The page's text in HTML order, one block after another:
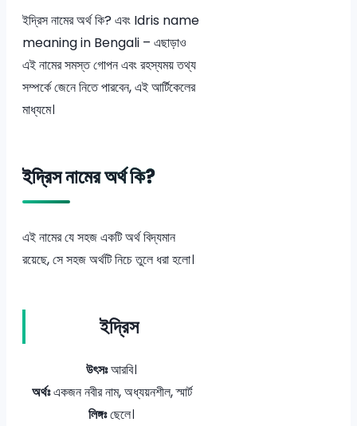
ইদ্রিস নামের অর্থ কি? এবং Idris name
meaning in Bengali – এছাড়াও
এই নামের সমস্ত গোপন এবং রহস্যময় তথ্য
সম্পর্কে জেনে নিতে পারবেন, এই আর্টিকেলের
মাধ্যমে।
ইদ্রিস নামের অর্থ কি?
এই নামের যে সহজ একটি অর্থ বিদ্যমান
রয়েছে, সে সহজ অর্থটি নিচে তুলে ধরা হলো।
ইদ্রিস
উৎসঃআরবি।
অর্থঃএকজন নবীর নাম, অধ্যয়নশীল, স্মার্ট
লিঙ্গঃছেলে।